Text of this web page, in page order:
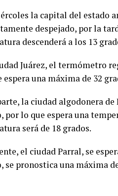
la capital del estado
despejado, por la
descenderá a los 13
Juárez, el termómetro
espera una máxima de 32
la ciudad algodonera
por lo que espera una
será de 18 grados.
el ciudad Parral, se
se pronostica una máxima